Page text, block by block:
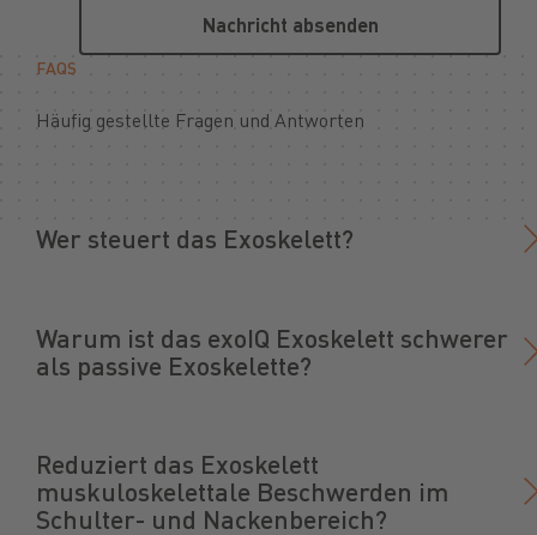
Nachricht absenden
Nachricht absenden
FAQS
Häufig gestellte Fragen und Antworten
Wer steuert das Exoskelett?
Warum ist das exoIQ Exoskelett schwerer
als passive Exoskelette?
Reduziert das Exoskelett
muskuloskelettale Beschwerden im
Schulter- und Nackenbereich?